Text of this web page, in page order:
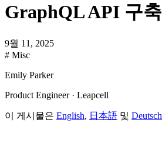
GraphQL API 구축
9월 11, 2025
# Misc
Emily Parker
Product Engineer · Leapcell
이 게시물은 English, 日本語 및 Deutsch